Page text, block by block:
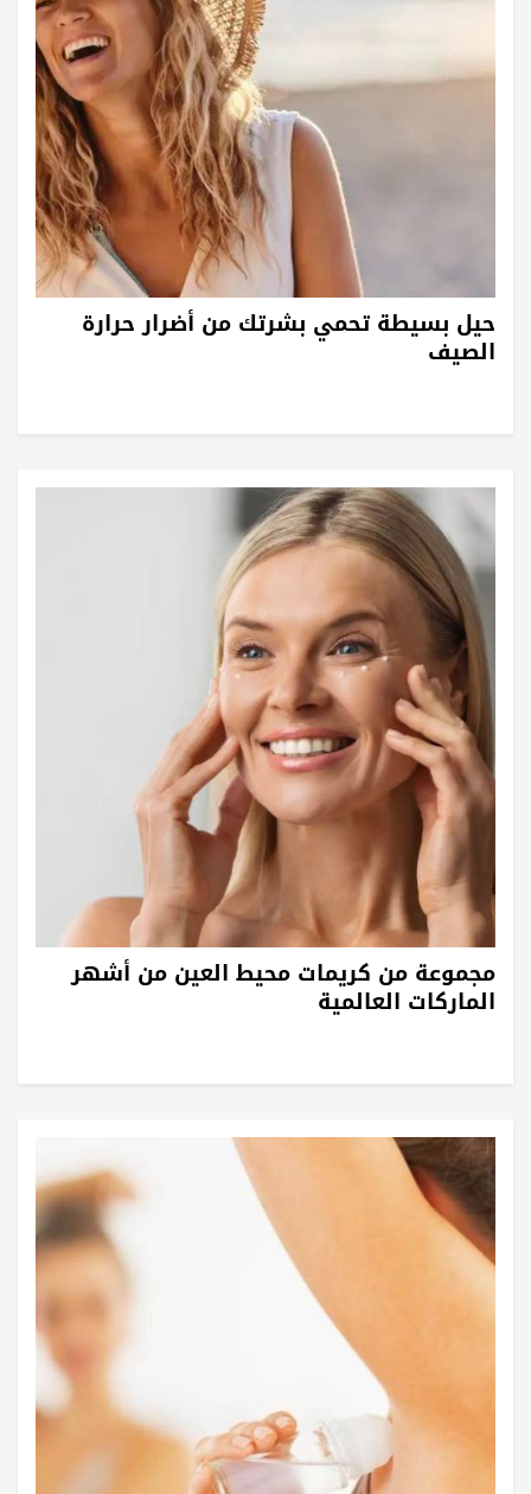
حيل بسيطة تحمي بشرتك من أضرار حرارة
الصيف
مجموعة من كريمات محيط العين من أشهر
الماركات العالمية